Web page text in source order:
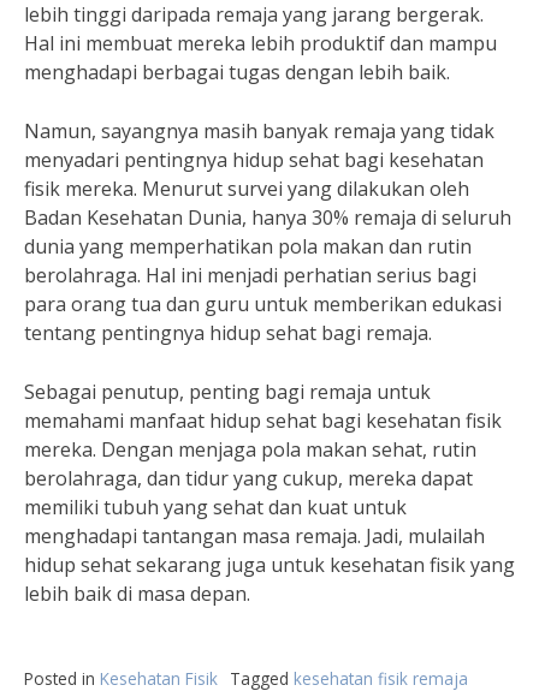
lebih tinggi daripada remaja yang jarang bergerak.
Hal ini membuat mereka lebih produktif dan mampu
menghadapi berbagai tugas dengan lebih baik.
Namun, sayangnya masih banyak remaja yang tidak
menyadari pentingnya hidup sehat bagi kesehatan
fisik mereka. Menurut survei yang dilakukan oleh
Badan Kesehatan Dunia, hanya 30% remaja di seluruh
dunia yang memperhatikan pola makan dan rutin
berolahraga. Hal ini menjadi perhatian serius bagi
para orang tua dan guru untuk memberikan edukasi
tentang pentingnya hidup sehat bagi remaja.
Sebagai penutup, penting bagi remaja untuk
memahami manfaat hidup sehat bagi kesehatan fisik
mereka. Dengan menjaga pola makan sehat, rutin
berolahraga, dan tidur yang cukup, mereka dapat
memiliki tubuh yang sehat dan kuat untuk
menghadapi tantangan masa remaja. Jadi, mulailah
hidup sehat sekarang juga untuk kesehatan fisik yang
lebih baik di masa depan.
Posted in Kesehatan Fisik Tagged kesehatan fisik remaja